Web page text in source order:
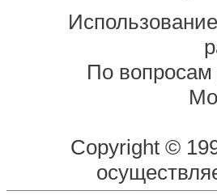
По
Copyright ©